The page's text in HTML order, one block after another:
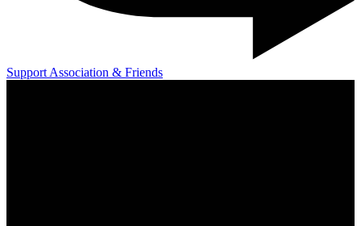
Support Association & Friends